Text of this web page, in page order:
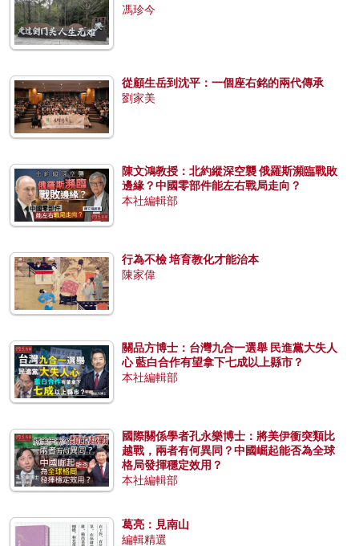
馮珍今
從顧生岳到沈平：一個座右銘的兩代傳承
劉家美
陳文鴻教授：北約縱深空襲 俄羅斯瀕臨戰敗
邊緣？中國零部件能左右戰局走向？
本社編輯部
行為不檢 培育教化才能治本
陳家偉
關品方博士：台灣九合一選舉 民進黨大失人
心 藍白合作有望拿下七成以上縣市？
本社編輯部
國際關係學者孔永樂博士：將美伊衝突類比
越戰，兩者有何異同？中國崛起能否為全球
格局發揮穩定效用？
本社編輯部
葛亮：見南山
編輯精選